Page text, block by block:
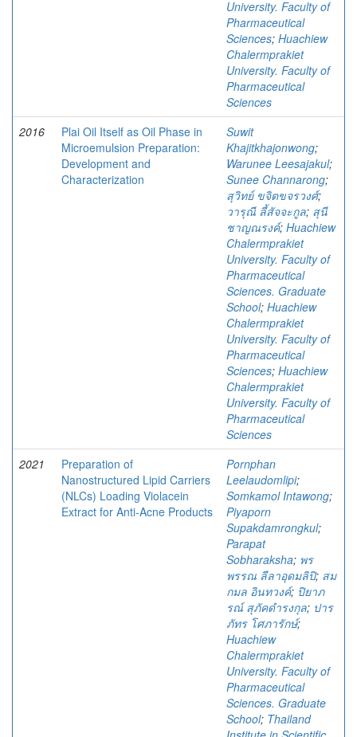
University. Faculty of
Pharmaceutical
Sciences; Huachiew
Chalermprakiet
University. Faculty of
Pharmaceutical
Sciences
2016
Plai Oil Itself as Oil Phase in
Microemulsion Preparation:
Development and
Characterization
Suwit
Khajitkhajonwong;
Warunee Leesajakul;
Sunee Channarong;
สุวิทย์ ขจิตขจรวงศ์;
วารุณี ลี้สัจจะกูล; สุนี
ชาญณรงค์; Huachiew
Chalermprakiet
University. Faculty of
Pharmaceutical
Sciences. Graduate
School; Huachiew
Chalermprakiet
University. Faculty of
Pharmaceutical
Sciences; Huachiew
Chalermprakiet
University. Faculty of
Pharmaceutical
Sciences
2021
Preparation of
Nanostructured Lipid Carriers
(NLCs) Loading Violacein
Extract for Anti-Acne Products
Pornphan
Leelaudomlipi;
Somkamol Intawong;
Piyaporn
Supakdamrongkul;
Parapat
Sobharaksha; พร
พรรณ ลีลาอุดมลิปิ; สม
กมล อินทวงค์; ปิยาภ
รณ์ สุภัคดำรงกุล; ปาร
ภัทร โศภารักษ์;
Huachiew
Chalermprakiet
University. Faculty of
Pharmaceutical
Sciences. Graduate
School; Thailand